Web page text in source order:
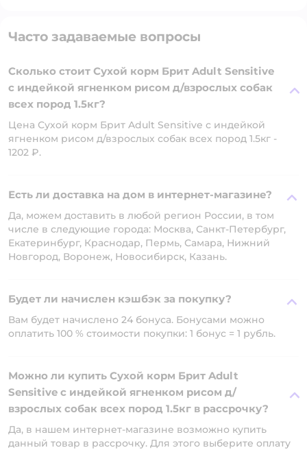
Часто задаваемые вопросы
Сколько стоит Сухой корм Брит Adult Sensitive
с индейкой ягненком рисом д/взрослых собак
всех пород 1.5кг?
Цена Сухой корм Брит Adult Sensitive с индейкой
ягненком рисом д/взрослых собак всех пород 1.5кг -
1202 ₽.
Есть ли доставка на дом в интернет-магазине?
Да, можем доставить в любой регион России, в том
числе в следующие города: Москва, Санкт-Петербург,
Екатеринбург, Краснодар, Пермь, Самара, Нижний
Новгород, Воронеж, Новосибирск, Казань.
Будет ли начислен кэшбэк за покупку?
Вам будет начислено 24 бонуса. Бонусами можно
оплатить 100 % стоимости покупки: 1 бонус = 1 рубль.
Можно ли купить Сухой корм Брит Adult
Sensitive с индейкой ягненком рисом д/
взрослых собак всех пород 1.5кг в рассрочку?
Да, в нашем интернет-магазине возможно купить
данный товар в рассрочку. Для этого выберите оплату